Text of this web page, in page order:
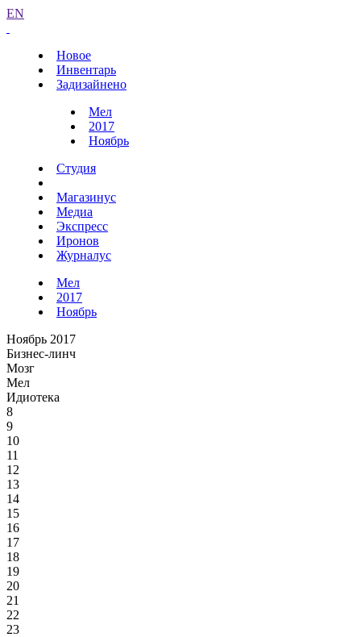
EN
Новое
Инвентарь
Задизайнено
Мел
2017
Ноябрь
Студия
Магазинус
Медиа
Экспресс
Иронов
Журналус
Мел
2017
Ноябрь
Ноябрь 2017
Бизнес-линч
Мозг
Мел
Идиотека
8
9
10
11
12
13
14
15
16
17
18
19
20
21
22
23